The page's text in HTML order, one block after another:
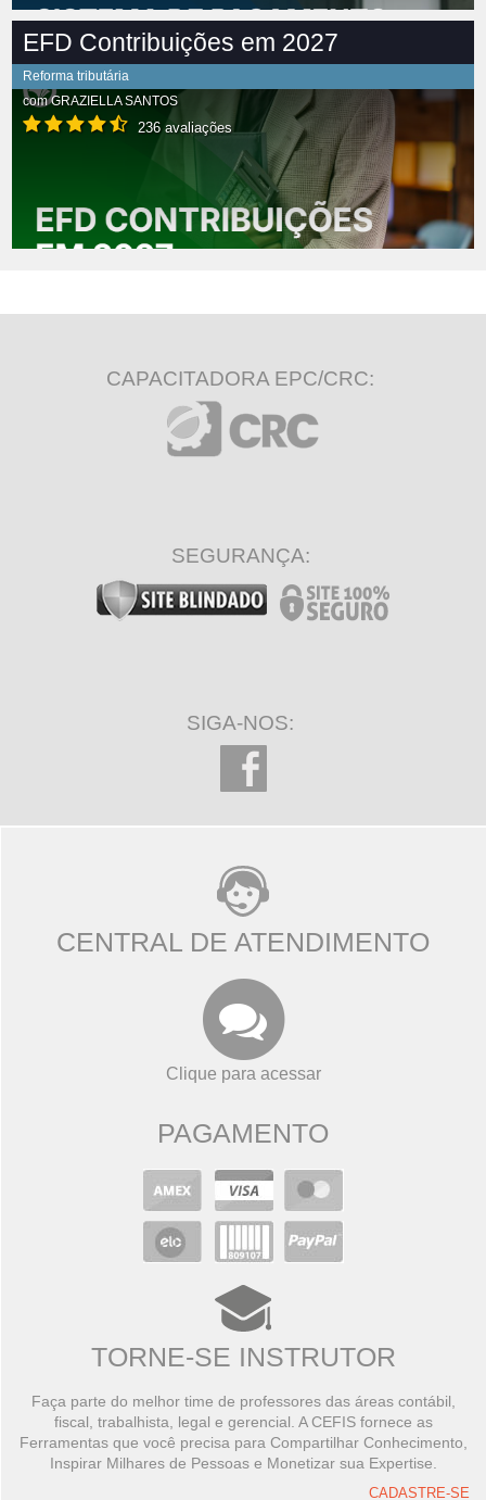
EFD Contribuições em 2027
Reforma tributária
comGRAZIELLA SANTOS
236 avaliações
CAPACITADORA EPC/CRC:
SEGURANÇA:
SIGA-NOS:
CENTRAL DE ATENDIMENTO
Clique para acessar
PAGAMENTO
TORNE-SE INSTRUTOR
Faça parte do melhor time de professores das áreas contábil,
fiscal, trabalhista, legal e gerencial. A CEFIS fornece as
Ferramentas que você precisa para Compartilhar Conhecimento,
Inspirar Milhares de Pessoas e Monetizar sua Expertise.
CADASTRE-SE